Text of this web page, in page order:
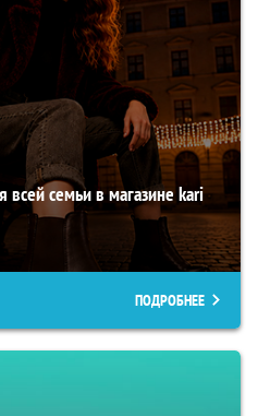
семьи в магазине kari
ПОДРОБНЕЕ